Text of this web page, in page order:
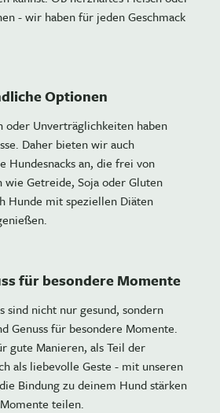
- wir haben für jeden Geschmack
Optionen
Unverträglichkeiten haben
Daher bieten wir auch
Hundesnacks an, die frei von
wie Getreide, Soja oder Gluten
Hunde mit speziellen Diäten
für besondere Momente
sind nicht nur gesund, sondern
Genuss für besondere Momente.
gute Manieren, als Teil der
als liebevolle Geste - mit unseren
Bindung zu deinem Hund stärken
teilen.